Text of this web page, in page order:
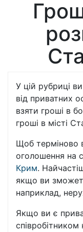
У цій рубриці
від приватних
взяти гроші в
гроші в місті
Щоб терміново
оголошення на
Крим.
якщо ви
наприклад,
Якщо ви є
співробітником